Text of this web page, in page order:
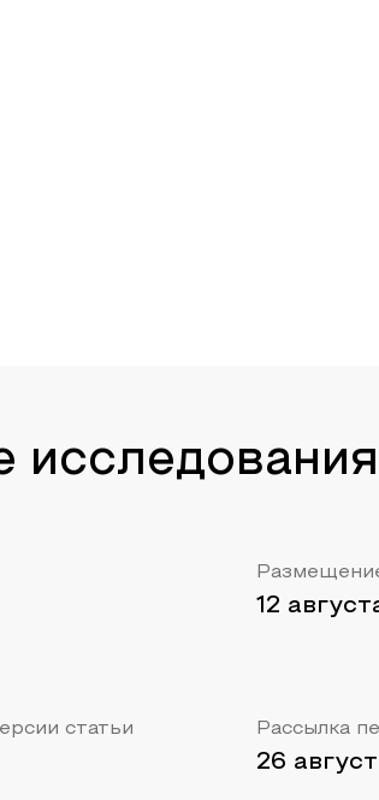
исследования
12
статьи Рассылка
26